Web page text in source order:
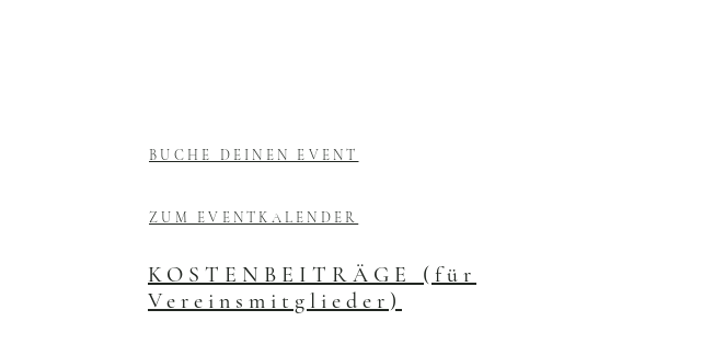
BUCHE DEINEN EVENT
ZUM EVENTKALENDER
KOSTENBEITRÄGE (für
Vereinsmitglieder)